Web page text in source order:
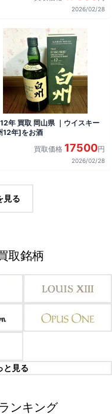
2026/02/28
年 買取 岡山県 ｜ウイスキー
12年]をお酒
買取価格 17500円
2026/02/28
見る
取銘柄
と見る
ンキング